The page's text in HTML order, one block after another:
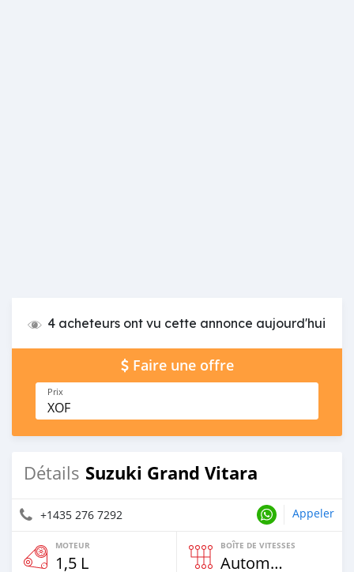
4 acheteurs ont vu cette annonce aujourd'hui
Faire une offre
Prix
XOF
Détails Suzuki Grand Vitara
+1435 276 7292 Appeler
MOTEUR
1,5 L
BOÎTE DE VITESSES
Automatique